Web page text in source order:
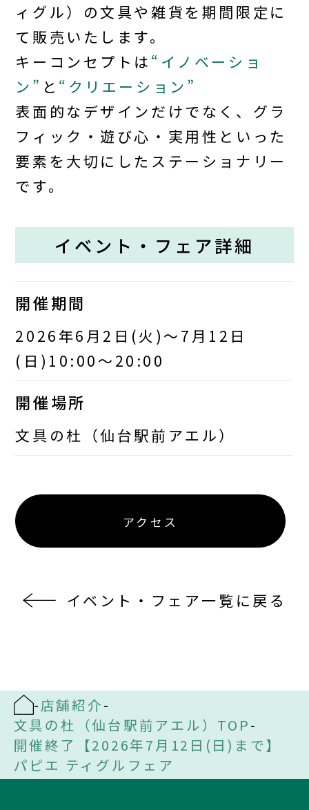
ィグル）の文具や雑貨を期間限定に
て販売いたします。
キーコンセプトは “イノベーショ
ン” と “クリエーション”
表面的なデザインだけでなく、グラ
フィック・遊び心・実用性といった
要素を大切にしたステーショナリー
です。
イベント・フェア詳細
開催期間
2026年6月2日(火)～7月12日
(日)10:00～20:00
開催場所
文具の杜（仙台駅前アエル）
アクセス
イベント・フェア一覧に戻る
-店舗紹介-
文具の杜（仙台駅前アエル）TOP-
開催終了【2026年7月12日(日)まで】
パピエ ティグルフェア